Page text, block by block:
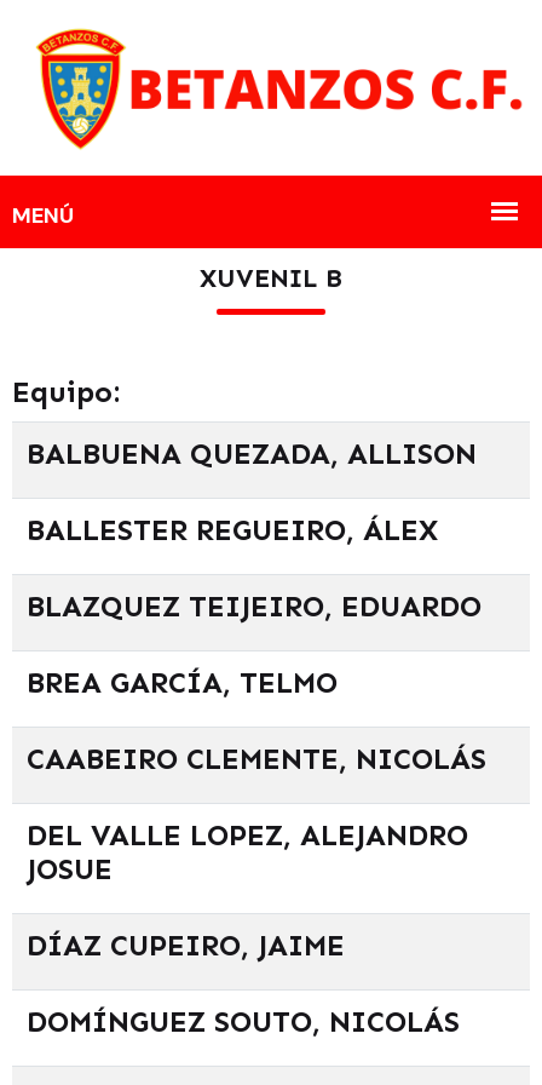
XUVENIL B
Equipo:
BALBUENA QUEZADA, ALLISON
BALLESTER REGUEIRO, ÁLEX
BLAZQUEZ TEIJEIRO, EDUARDO
BREA GARCÍA, TELMO
CAABEIRO CLEMENTE, NICOLÁS
DEL VALLE LOPEZ, ALEJANDRO
JOSUE
DÍAZ CUPEIRO, JAIME
DOMÍNGUEZ SOUTO, NICOLÁS